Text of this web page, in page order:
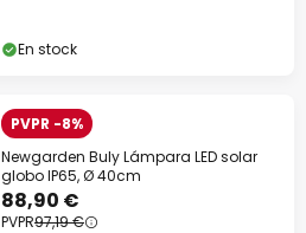
En stock
PVPR -8%
Newgarden Buly Lámpara LED solar
globo IP65, Ø 40cm
88,90 €
PVPR97,19 €